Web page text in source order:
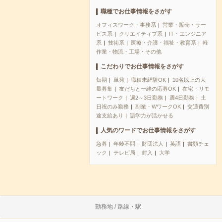
職種でお仕事情報をさがす
オフィスワーク・事務系
営業・販売・サー
ビス系
クリエイティブ系
IT・エンジニア
系
技術系 医療・介護・福祉・教育系
軽
作業・物流・工場・その他
こだわりでお仕事情報をさがす
短期 単発 職種未経験OK
10名以上の大
量募集
友だちと一緒の応募OK
在宅・リモ
ートワーク
週2～3日勤務 週4日勤務
土
日祝のみ勤務
副業・WワークOK
交通費別
途支給あり
語学力が活かせる
人気のワードでお仕事情報をさがす
急募 年齢不問 財団法人 英語
書類チェ
ック
テレビ局 封入 大学
勤務地 / 路線・駅